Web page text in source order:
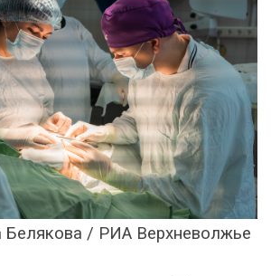
Белякова / РИА Верхневолжье